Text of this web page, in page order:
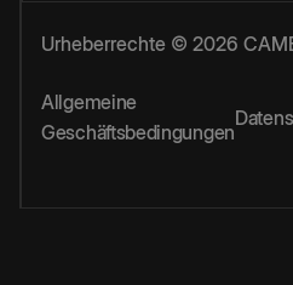
Urheberrechte © 2026
Allgemeine
Geschäftsbedingungen